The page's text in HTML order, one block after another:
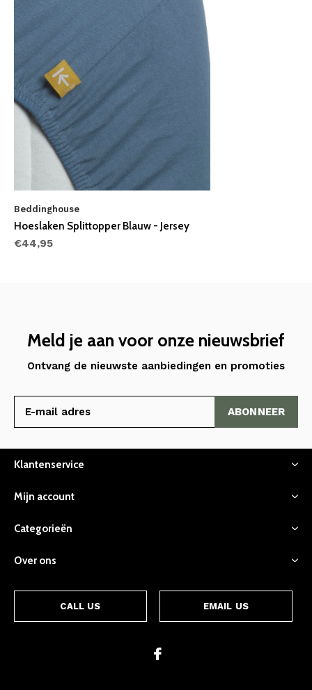
Beddinghouse
Hoeslaken Splittopper Blauw - Jersey
€44,95
Meld je aan voor onze nieuwsbrief
Ontvang de nieuwste aanbiedingen en promoties
ABONNEER
Klantenservice
Mijn account
Categorieën
Over ons
CALL US EMAIL US